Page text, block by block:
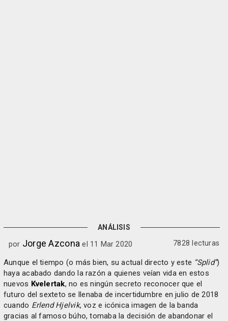
ANÁLISIS
por Jorge Azcona el 11 Mar 2020 7828 lecturas
Aunque el tiempo (o más bien, su actual directo y este “Splid”)
haya acabado dando la razón a quienes veían vida en estos
nuevos Kvelertak, no es ningún secreto reconocer que el
futuro del sexteto se llenaba de incertidumbre en julio de 2018
cuando Erlend Hjelvik, voz e icónica imagen de la banda
gracias al famoso búho, tomaba la decisión de abandonar el